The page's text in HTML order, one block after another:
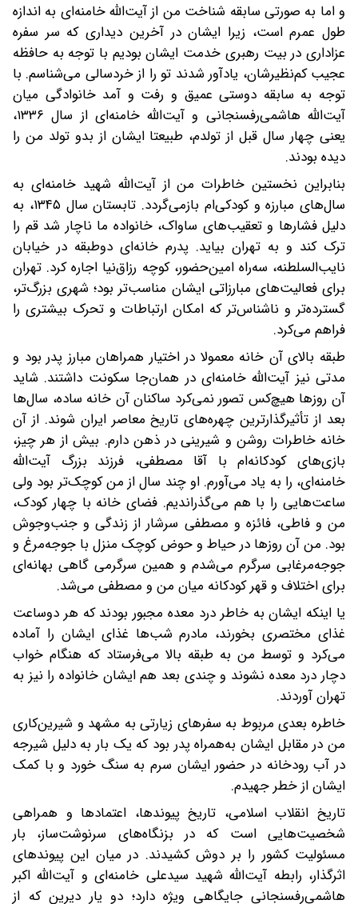
و اما به صورتی سابقه شناخت من از آیت‌الله خامنه‌ای به اندازه
طول عمرم است، زیرا ایشان در آخرین دیداری که سر سفره
عزاداری در بیت رهبری خدمت ایشان بودیم با توجه به حافظه
عجیب کم‌نظیرشان، یادآور شدند تو را از خردسالی می‌شناسم. با
توجه به سابقه دوستی عمیق و رفت و آمد خانوادگی میان
آیت‌الله هاشمی‌رفسنجانی و آیت‌الله خامنه‌ای از سال ۱۳۳۶،
یعنی چهار سال قبل از تولدم، طبیعتا ایشان از بدو تولد من را
دیده بودند.
بنابراین نخستین خاطرات من از آیت‌الله شهید خامنه‌ای به
سال‌های مبارزه و کودکی‌ام بازمی‌گردد. تابستان سال ۱۳۴۵، به
دلیل فشارها و تعقیب‌های ساواک، خانواده ما ناچار شد قم را
ترک کند و به تهران بیاید. پدرم خانه‌ای دوطبقه در خیابان
نایب‌السلطنه، سه‌راه امین‌حضور، کوچه رزاق‌نیا اجاره کرد. تهران
برای فعالیت‌های مبارزاتی ایشان مناسب‌تر بود؛ شهری بزرگ‌تر،
گسترده‌تر و ناشناس‌تر که امکان ارتباطات و تحرک بیشتری را
فراهم می‌کرد.
طبقه بالای آن خانه معمولا در اختیار همراهان مبارز پدر بود و
مدتی نیز آیت‌الله خامنه‌ای در همان‌جا سکونت داشتند. شاید
آن روزها هیچ‌کس تصور نمی‌کرد ساکنان آن خانه ساده، سال‌ها
بعد از تأثیرگذارترین چهره‌های تاریخ معاصر ایران شوند. از آن
خانه خاطرات روشن و شیرینی در ذهن دارم. بیش از هر چیز،
بازی‌های کودکانه‌ام با آقا مصطفی، فرزند بزرگ آیت‌الله
خامنه‌ای، را به یاد می‌آورم. او چند سال از من کوچک‌تر بود ولی
ساعت‌هایی را با هم می‌گذراندیم. فضای خانه با چهار کودک،
من و فاطی، فائزه و مصطفی سرشار از زندگی و جنب‌وجوش
بود. من آن روزها در حیاط و حوض کوچک منزل با جوجه‌مرغ‌ و
جوجه‌مرغابی سرگرم می‌شدم و همین سرگرمی گاهی بهانه‌ای
برای اختلاف‌ و قهر کودکانه میان من و مصطفی می‌شد.
یا اینکه ایشان به خاطر درد معده مجبور بودند که هر دوساعت
غذای مختصری بخورند، مادرم شب‌ها غذای ایشان را آماده
می‌کرد و توسط من به طبقه بالا می‌فرستاد که هنگام خواب
دچار درد معده نشوند و چندی بعد هم ایشان خانواده را نیز به
تهران آوردند.
خاطره بعدی مربوط به سفرهای زیارتی به مشهد و شیرین‌کاری
من در مقابل ایشان به‌همراه پدر بود که یک بار به دلیل شیرجه
در آب رودخانه در حضور ایشان سرم به سنگ خورد و با کمک
ایشان از خطر جهیدم.
تاریخ انقلاب اسلامی، تاریخ پیوندها، اعتمادها و همراهی
شخصیت‌هایی است که در بزنگاه‌های سرنوشت‌ساز، بار
مسئولیت کشور را بر دوش کشیدند. در میان این پیوندهای
اثرگذار، رابطه آیت‌الله شهید سیدعلی خامنه‌ای و آیت‌الله اکبر
هاشمی‌رفسنجانی جایگاهی ویژه دارد؛ دو یار دیرین که از